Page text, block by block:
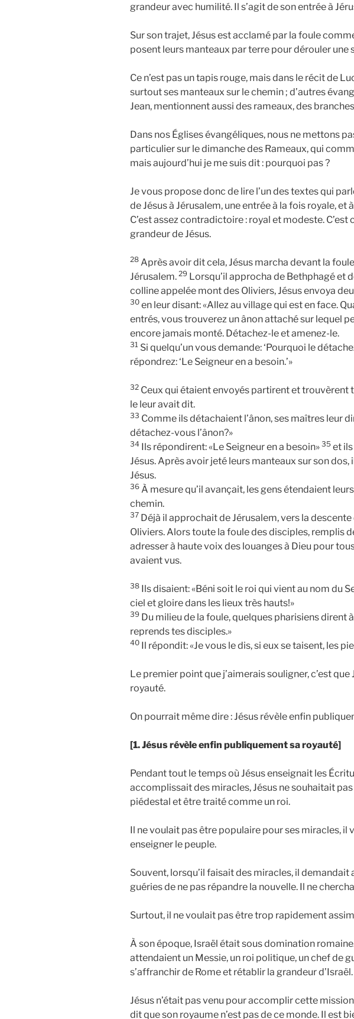
grandeur avec humilité. Il s’agit de son entrée à
Sur son trajet, Jésus est acclamé par la foule
posent leurs manteaux par terre pour dérouler une
Ce n’est pas un tapis rouge, mais dans le récit de
surtout ses manteaux sur le chemin ; d’autres
Jean, mentionnent aussi des rameaux, des
Dans nos Églises évangéliques, nous ne mettons
particulier sur le dimanche des Rameaux, qui
mais aujourd’hui je me suis dit : pourquoi pas ?
Je vous propose donc de lire l’un des textes qui
de Jésus à Jérusalem, une entrée à la fois royale, et
C’est assez contradictoire : royal et modeste. C’est
grandeur de Jésus.
28 Après avoir dit cela, Jésus marcha devant la
Jérusalem. 29 Lorsqu’il approcha de Bethphagé et
colline appelée mont des Oliviers, Jésus envoya
30 en leur disant: «Allez au village qui est en face.
entrés, vous trouverez un ânon attaché sur lequel
encore jamais monté. Détachez-le et amenez-le.
31 Si quelqu’un vous demande: ‘Pourquoi le
répondrez: ‘Le Seigneur en a besoin.’»
32 Ceux qui étaient envoyés partirent et trouvèrent
le leur avait dit.
33 Comme ils détachaient l’ânon, ses maîtres leur
détachez-vous l’ânon?»
34 Ils répondirent: «Le Seigneur en a besoin» 35 et
Jésus. Après avoir jeté leurs manteaux sur son
Jésus.
36 À mesure qu’il avançait, les gens étendaient
chemin.
37 Déjà il approchait de Jérusalem, vers la
Oliviers. Alors toute la foule des disciples, remplis
adresser à haute voix des louanges à Dieu pour
avaient vus.
38 Ils disaient: «Béni soit le roi qui vient au nom du
ciel et gloire dans les lieux très hauts!»
39 Du milieu de la foule, quelques pharisiens dirent
reprends tes disciples.»
40 Il répondit: «Je vous le dis, si eux se taisent, les
Le premier point que j’aimerais souligner, c’est que
royauté.
On pourrait même dire : Jésus révèle enfin
[1. Jésus révèle enfin publiquement sa royauté]
Pendant tout le temps où Jésus enseignait les
accomplissait des miracles, Jésus ne souhaitait
piédestal et être traité comme un roi.
Il ne voulait pas être populaire pour ses miracles, il
enseigner le peuple.
Souvent, lorsqu’il faisait des miracles, il demandait
guéries de ne pas répandre la nouvelle. Il ne
Surtout, il ne voulait pas être trop rapidement
À son époque, Israël était sous domination
attendaient un Messie, un roi politique, un chef de
s’affranchir de Rome et rétablir la grandeur d’Israël.
Jésus n’était pas venu pour accomplir cette
dit que son royaume n’est pas de ce monde. Il est